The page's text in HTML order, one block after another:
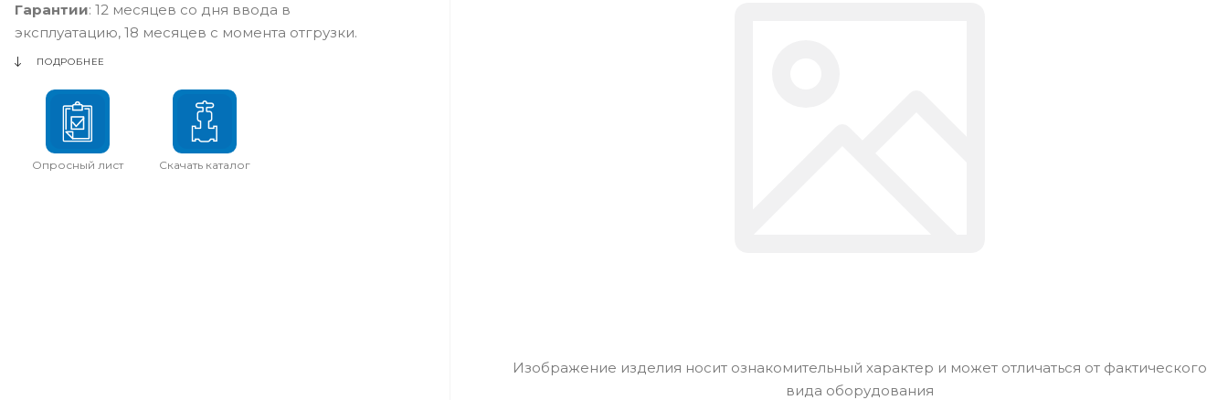
Гарантии: 12 месяцев со дня ввода в
эксплуатацию, 18 месяцев с момента отгрузки.
ПОДРОБНЕЕ
Опросный лист Скачать каталог
Изображение изделия носит ознакомительный характер и может отличаться от фактического
вида оборудования